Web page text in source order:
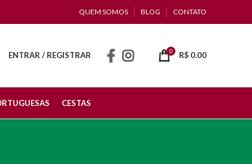
QUEM SOMOS BLOG CONTATO
ENTRAR / REGISTRAR 0 R$ 0.00
CESTAS